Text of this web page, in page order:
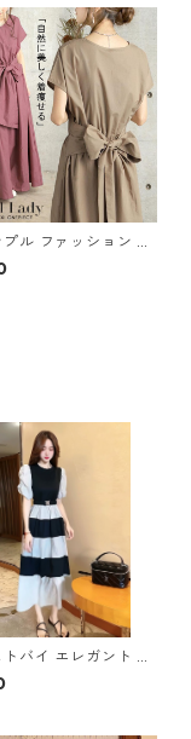
ル ファッション 半
リボン 6色展開ワン
734
レガント ギ
り替え ワンピース m